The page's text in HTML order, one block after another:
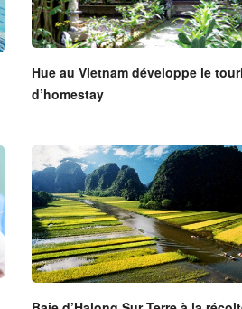
Hue au Vietnam développe le
d’homestay